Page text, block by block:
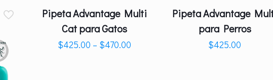
Pipeta Advantage Multi
Cat para Gatos
$425.00 – $470.00
Pipeta Advantage
para Perros
$425.00